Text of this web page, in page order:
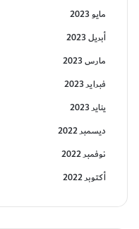
مايو 2023
أبريل 2023
مارس 2023
فبراير 2023
يناير 2023
ديسمبر 2022
نوفمبر 2022
أكتوبر 2022